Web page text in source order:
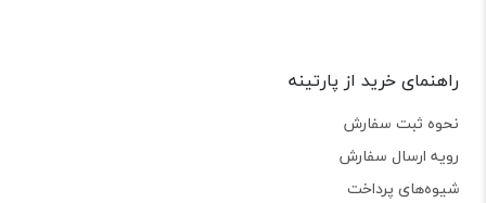
راهنمای خرید از پارتینه
نحوه ثبت سفارش
رویه ارسال سفارش
شیوه‌های پرداخت